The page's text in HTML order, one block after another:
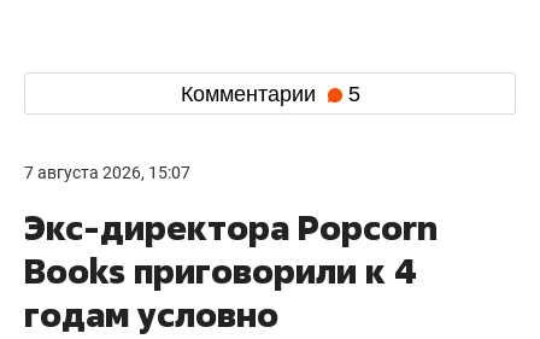
Комментарии 5
7 августа 2026, 15:07
Экс-директора Popcorn
Books приговорили к 4
годам условно